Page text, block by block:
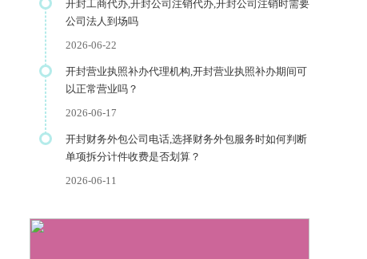
开封工商代办,开封公司注销代办,开封公司注销时需要
公司法人到场吗
2026-06-22
开封营业执照补办代理机构,开封营业执照补办期间可
以正常营业吗？
2026-06-17
开封财务外包公司电话,选择财务外包服务时如何判断
单项拆分计件收费是否划算？
2026-06-11